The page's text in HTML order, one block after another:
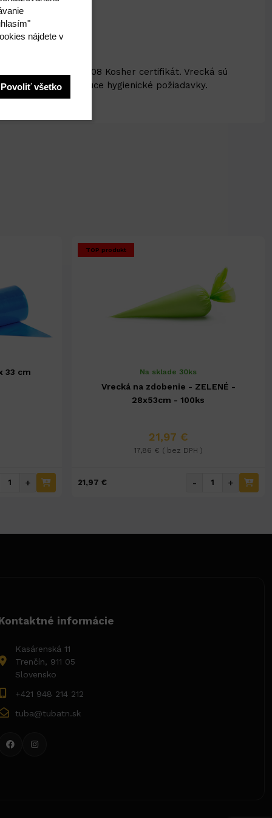
získal v roku 2008 Kosher certifikát. Vrecká sú
stále sa zvyšujúce hygienické požiadavky.
33 cm
+
TOP produkt
Na sklade 30ks
Vrecká na zdobenie - ZELENÉ -
28x53cm - 100ks
21,97 €
17,86 € ( bez DPH )
21,97 € - +
informácie
Kasárenská 11
Trenčín, 911 05
Slovensko
+421 948 214 212
tuba@tubatn.sk
nájdete v
Povoliť všetko